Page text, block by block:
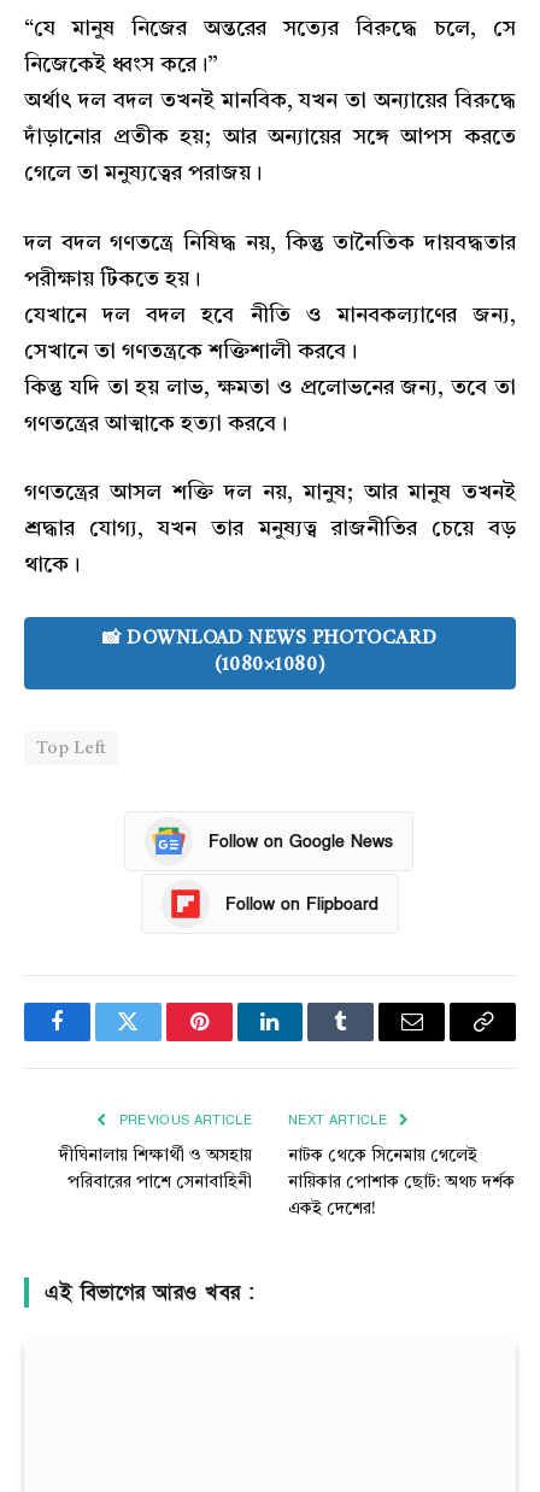
“যে মানুষ নিজের অন্তরের সত্যের বিরুদ্ধে চলে, সে
নিজেকেই ধ্বংস করে।”
অর্থাৎ দল বদল তখনই মানবিক, যখন তা অন্যায়ের বিরুদ্ধে
দাঁড়ানোর প্রতীক হয়; আর অন্যায়ের সঙ্গে আপস করতে
গেলে তা মনুষ্যত্বের পরাজয়।
দল বদল গণতন্ত্রে নিষিদ্ধ নয়, কিন্তু তানৈতিক দায়বদ্ধতার
পরীক্ষায় টিকতে হয়।
যেখানে দল বদল হবে নীতি ও মানবকল্যাণের জন্য,
সেখানে তা গণতন্ত্রকে শক্তিশালী করবে।
কিন্তু যদি তা হয় লাভ, ক্ষমতা ও প্রলোভনের জন্য, তবে তা
গণতন্ত্রের আত্মাকে হত্যা করবে।
গণতন্ত্রের আসল শক্তি দল নয়, মানুষ; আর মানুষ তখনই
শ্রদ্ধার যোগ্য, যখন তার মনুষ্যত্ব রাজনীতির চেয়ে বড়
থাকে।
📸 DOWNLOAD NEWS PHOTOCARD
(1080×1080)
Top Left
Follow on Google News
Follow on Flipboard
FacebookTwitter PinterestLinkedInTumblr Email
Copy
PREVIOUS ARTICLE
দীঘিনালায় শিক্ষার্থী ও অসহায়
পরিবারের পাশে সেনাবাহিনী
NEXT ARTICLE
নাটক থেকে সিনেমায় গেলেই
নায়িকার পোশাক ছোট: অথচ দর্শক
একই দেশের!
এই বিভাগের আরও খবর :